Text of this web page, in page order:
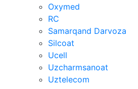
Oxymed
RC
Samarqand Darvoza
Silcoat
Ucell
Uzcharmsanoat
Uztelecom